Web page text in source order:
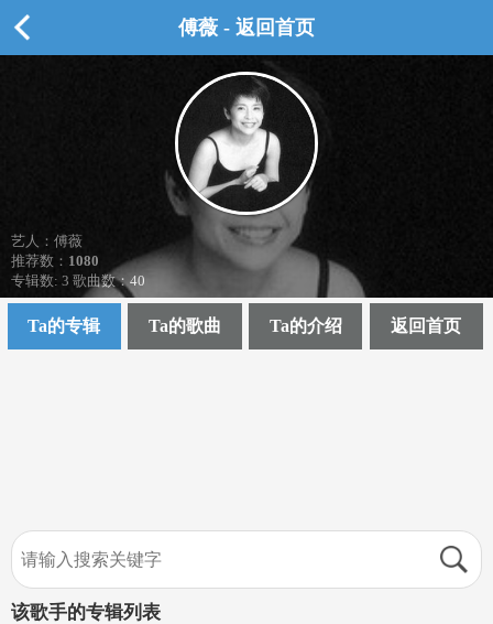
傅薇 - 返回首页
艺人：傅薇
推荐数： 1080
专辑数: 3 歌曲数：40
Ta的专辑 Ta的歌曲 Ta的介绍 返回首页
该歌手的专辑列表